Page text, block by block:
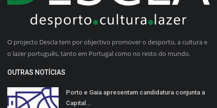
O projecto Descla tem por objectivo promover o desporto, a cultura e
o lazer português, tanto em Portugal como no resto do mundo.
OUTRAS NOTÍCIAS
Porto e Gaia apresentam candidatura conjunta a
Capital...